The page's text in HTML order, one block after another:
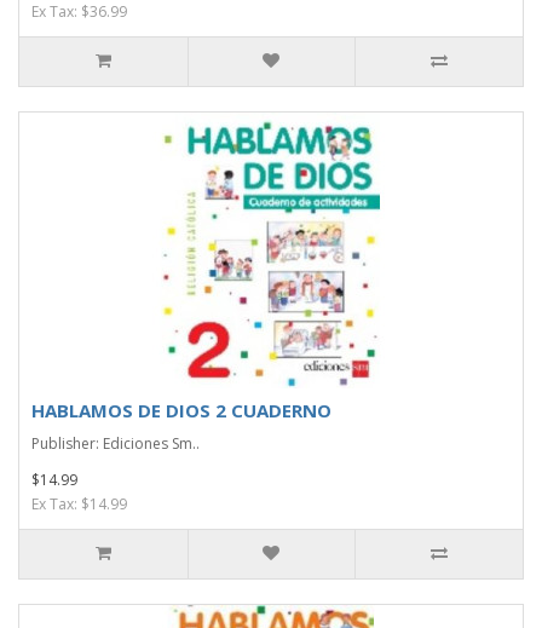
Ex Tax: $36.99
HABLAMOS DE DIOS 2 CUADERNO
Publisher: Ediciones Sm..
$14.99
Ex Tax: $14.99